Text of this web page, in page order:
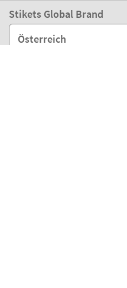
Stikets Global Brand
Österreich